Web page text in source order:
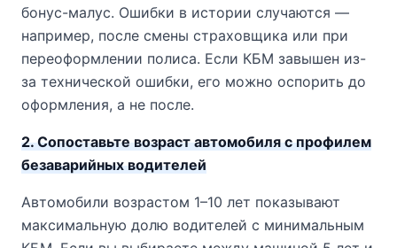
бонус-малус. Ошибки в истории случаются —
например, после смены страховщика или при
переоформлении полиса. Если КБМ завышен из-
за технической ошибки, его можно оспорить до
оформления, а не после.
2. Сопоставьте возраст автомобиля с профилем
безаварийных водителей
Автомобили возрастом 1–10 лет показывают
максимальную долю водителей с минимальным